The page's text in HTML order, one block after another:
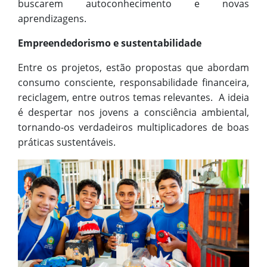
buscarem autoconhecimento e novas
aprendizagens.
Empreendedorismo e sustentabilidade
Entre os projetos, estão propostas que abordam
consumo consciente, responsabilidade financeira,
reciclagem, entre outros temas relevantes. A ideia
é despertar nos jovens a consciência ambiental,
tornando-os verdadeiros multiplicadores de boas
práticas sustentáveis.